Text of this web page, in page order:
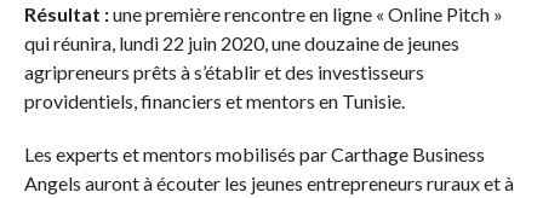
Résultat :une première rencontre en ligne « Online Pitch »
qui réunira, lundi 22 juin 2020, une douzaine de jeunes
agripreneurs prêts à s’établir et des investisseurs
providentiels, financiers et mentors en Tunisie.
Les experts et mentors mobilisés par Carthage Business
Angels auront à écouter les jeunes entrepreneurs ruraux et à